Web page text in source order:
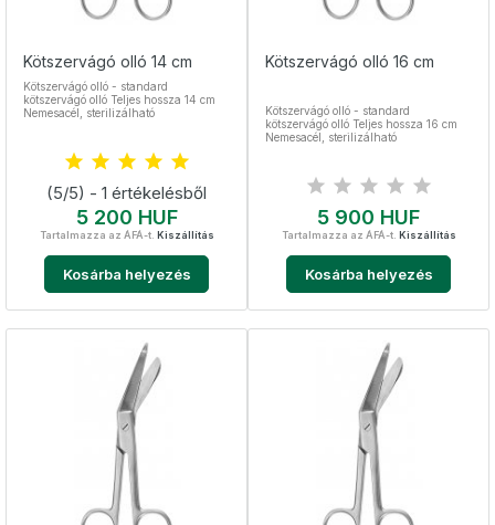
Kötszervágó olló 14 cm
Kötszervágó olló - standard
kötszervágó olló Teljes hossza 14 cm
Nemesacél, sterilizálható
(5/5) - 1 értékelésből
Ár
5 200 HUF
Tartalmazza az ÁFÁ-t. Kiszállítás
Kosárba helyezés
Kötszervágó olló 16 cm
Kötszervágó olló - standard
kötszervágó olló Teljes hossza 16 cm
Nemesacél, sterilizálható
Ár
5 900 HUF
Tartalmazza az ÁFÁ-t. Kiszállítás
Kosárba helyezés